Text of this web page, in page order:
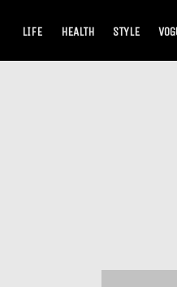
LIFE HEALTH STYLE